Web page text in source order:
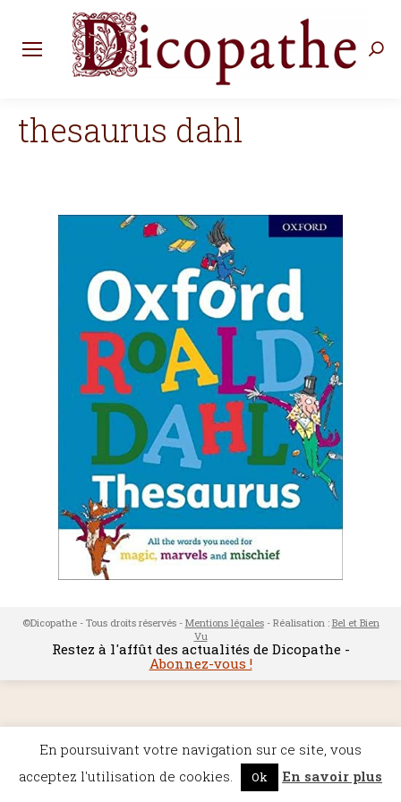
thesaurus dahl
©Dicopathe - Tous droits réservés - Mentions légales- Réalisation : Bel et Bien
Vu
Restez à l'affût des actualités de Dicopathe -
Abonnez-vous !
En poursuivant votre navigation sur ce site, vous
acceptez l'utilisation de cookies.
Ok En savoir plus